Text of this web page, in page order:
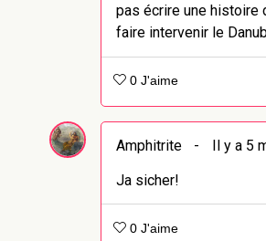
pas écrire une histoire
faire intervenir le
0 J'aime
Amphitrite -
Il y a 5
Ja sicher!
0 J'aime